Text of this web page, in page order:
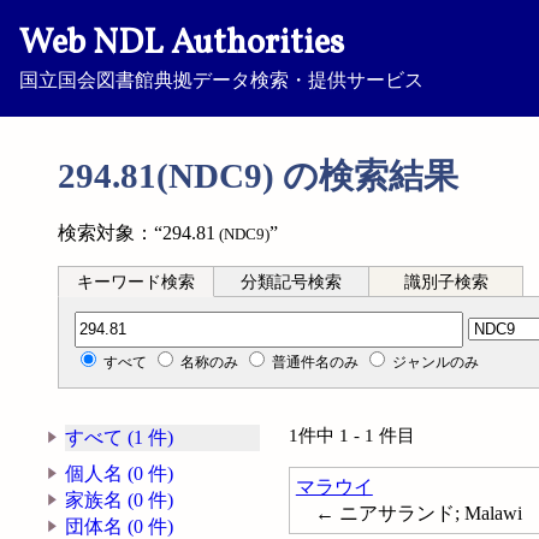
Web NDL Authorities
国立国会図書館典拠データ検索・提供サービス
294.81(NDC9) の検索結果
検索対象：“294.81 (NDC9)”
キーワード検索 分類記号検索 識別子検索
分類記号検索
すべて 名称のみ 普通件名のみ ジャンルのみ
すべて (1 件)
個人名 (0 件)
家族名 (0 件)
団体名 (0 件)
1件中 1 - 1 件目
マラウイ
← ニアサランド; Malawi